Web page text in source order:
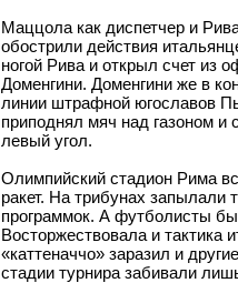
Маццола как диспетчер и
обострили действия
ногой Рива и открыл счет из
Доменгини. Доменгини же в
линии штрафной югославов
приподнял мяч над газоном и
левый угол.
Олимпийский стадион Рима
ракет. На трибунах запылали
программок. А футболисты
Восторжествовала и тактика
«каттеначчо» заразил и
стадии турнира забивали